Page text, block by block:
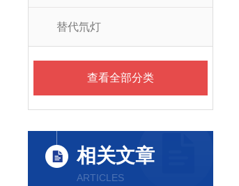
替代氘灯
查看全部分类
相关文章
ARTICLES